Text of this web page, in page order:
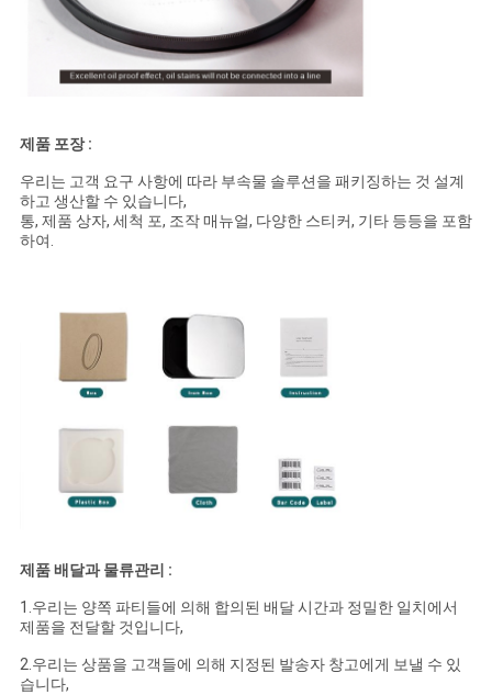
제품 포장 :
우리는 고객 요구 사항에 따라 부속물 솔루션을 패키징하는 것 설계
하고 생산할 수 있습니다,
통, 제품 상자, 세척 포, 조작 매뉴얼, 다양한 스티커, 기타 등등을 포함
하여.
제품 배달과 물류관리 :
1.우리는 양쪽 파티들에 의해 합의된 배달 시간과 정밀한 일치에서
제품을 전달할 것입니다,
2.우리는 상품을 고객들에 의해 지정된 발송자 창고에게 보낼 수 있
습니다,